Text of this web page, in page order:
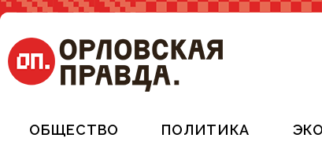
ОБЩЕСТВО ПОЛИТИКА